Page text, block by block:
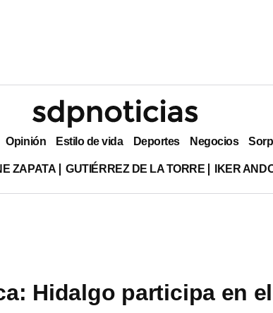
Opinión Estilo de vida Deportes Negocios
ZAPATA GUTIÉRREZ DE LA TORRE IKER
Hidalgo participa en el